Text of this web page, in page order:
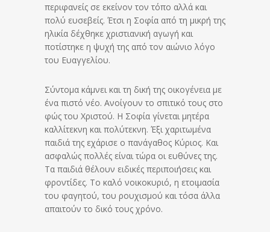
περιφανείς σε εκείνον τον τόπο αλλά και
πολύ ευσεβείς. Έτσι η Σοφία από τη μικρή της
ηλικία δέχθηκε χριστιανική αγωγή και
ποτίστηκε η ψυχή της από τον αιώνιο λόγο
του Ευαγγελίου.
Σύντομα κάμνει και τη δική της οικογένεια με
ένα πιστό νέο. Ανοίγουν το σπιτικό τους στο
φώς του Χριστού. Η Σοφία γίνεται μητέρα
καλλίτεκνη και πολύτεκνη. Έξι χαριτωμένα
παιδιά της εχάρισε ο πανάγαθος Κύριος. Και
ασφαλώς πολλές είναι τώρα οι ευθύνες της.
Τα παιδιά θέλουν ειδικές περιποιήσεις και
φροντίδες. Το καλό νοικοκυριό, η ετοιμασία
του φαγητού, του ρουχισμού και τόσα άλλα
απαιτούν το δικό τους χρόνο.